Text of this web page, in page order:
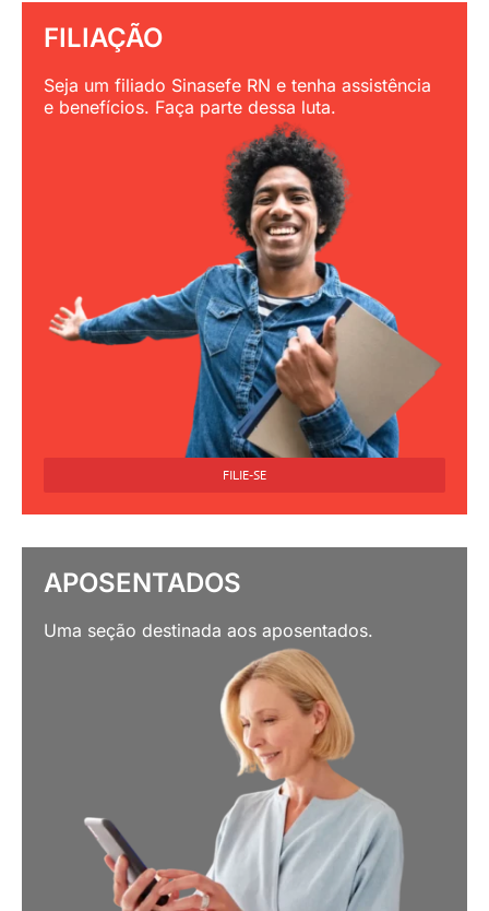
FILIAÇÃO
Seja um filiado Sinasefe RN e tenha assistência
e benefícios. Faça parte dessa luta.
FILIE-SE
APOSENTADOS
Uma seção destinada aos aposentados.